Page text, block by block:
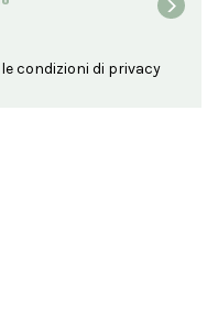
condizioni di privacy